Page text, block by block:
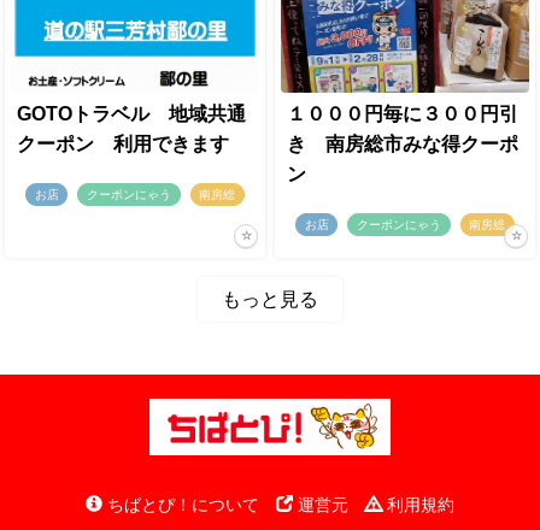
GOTOトラベル 地域共通
クーポン 利用できます
お店 クーポンにゃう 南房総
１０００円毎に３００円引
き 南房総市みな得クーポ
ン
お店 クーポンにゃう 南房総
もっと見る
ちばとぴ！について 運営元 利用規約